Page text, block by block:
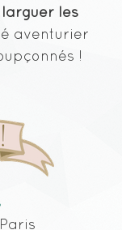
les
aventurier
!